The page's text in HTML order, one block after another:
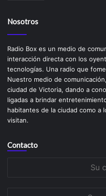
Nosotros
Radio Box es un medio de
interacción directa con los
tecnologías. Una radio que
Nuestro medio de
ciudad de Victoria, dando a
ligadas a brindar
habitantes de la ciudad como a
visitan.
Contacto